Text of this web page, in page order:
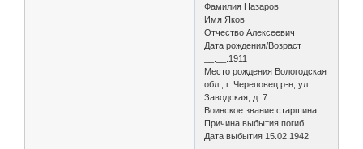
Фамилия Назаров
Имя Яков
Отчество Алексеевич
Дата рождения/Возраст
__.__.1911
Место рождения Вологодская
обл., г. Череповец р-н, ул.
Заводская, д. 7
Воинское звание старшина
Причина выбытия погиб
Дата выбытия 15.02.1942